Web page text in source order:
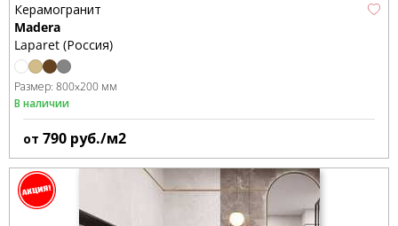
Керамогранит
Madera
Laparet (Россия)
Размер: 800x200 мм
В наличии
от 790 руб./м2